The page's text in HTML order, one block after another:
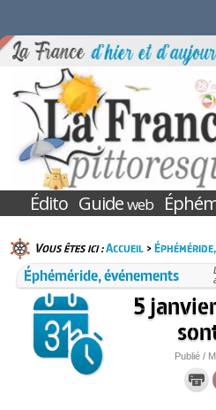
Édito Guideweb
Vous êtes ici :Accueil>
Éphéméride, événements
5
Publié /